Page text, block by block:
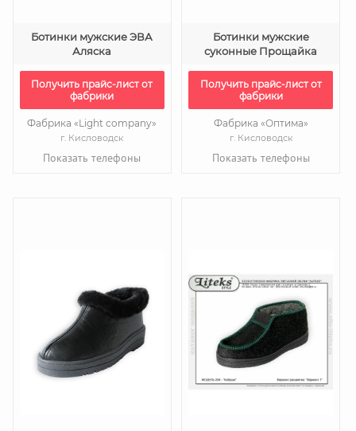
Ботинки мужские ЭВА
Аляска
Получить прайс-лист от
фабрики
Фабрика «Light company»
г. Кисловодск
Показать телефоны
Ботинки мужские
суконные Прощайка
Получить прайс-лист от
фабрики
Фабрика «Оптима»
г. Кисловодск
Показать телефоны